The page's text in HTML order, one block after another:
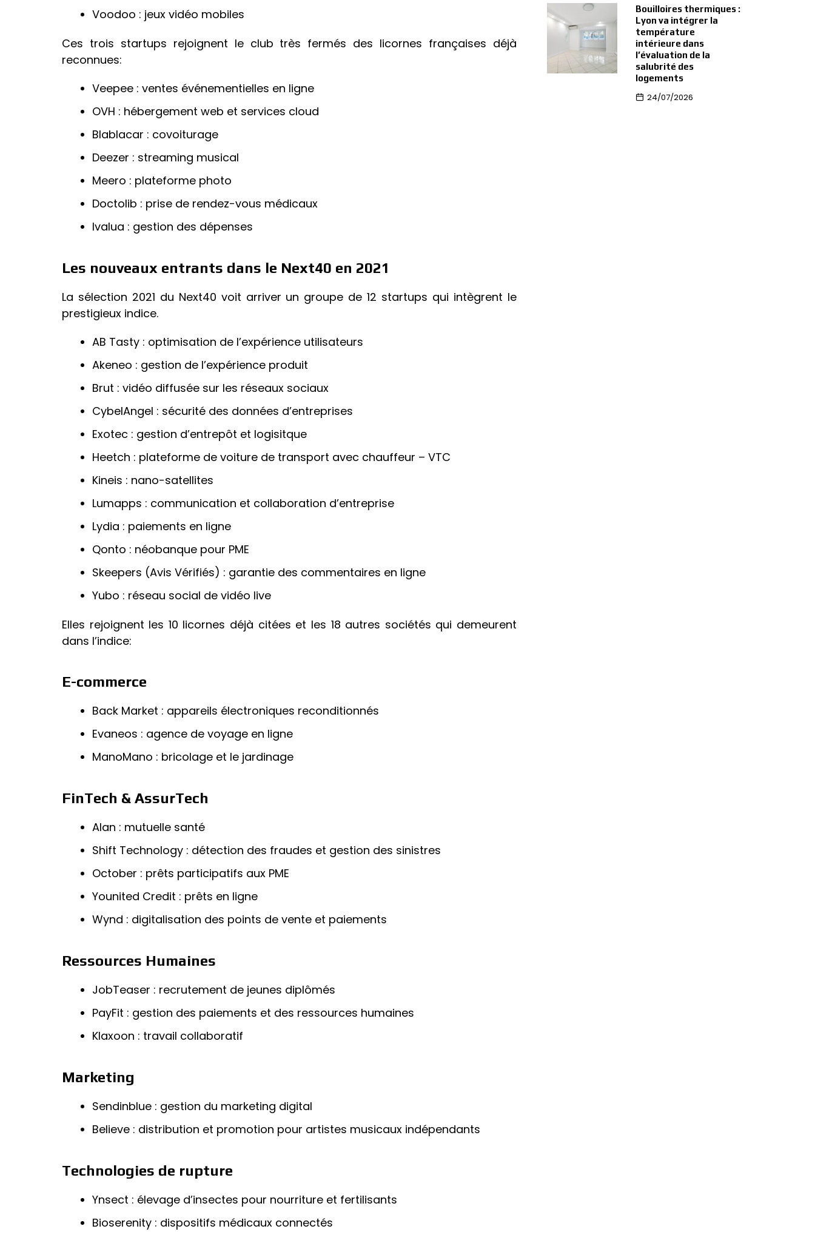
Voodoo : jeux vidéo mobiles
Ces trois startups rejoignent le club très fermés des licornes françaises déjà
reconnues:
Veepee : ventes événementielles en ligne
OVH : hébergement web et services cloud
Blablacar : covoiturage
Deezer : streaming musical
Meero : plateforme photo
Doctolib : prise de rendez-vous médicaux
Ivalua : gestion des dépenses
Les nouveaux entrants dans le Next40 en 2021
La sélection 2021 du Next40 voit arriver un groupe de 12 startups qui intègrent le
prestigieux indice.
AB Tasty : optimisation de l’expérience utilisateurs
Akeneo : gestion de l’expérience produit
Brut : vidéo diffusée sur les réseaux sociaux
CybelAngel : sécurité des données d’entreprises
Exotec : gestion d’entrepôt et logisitque
Heetch : plateforme de voiture de transport avec chauffeur – VTC
Kineis : nano-satellites
Lumapps : communication et collaboration d’entreprise
Lydia : paiements en ligne
Qonto : néobanque pour PME
Skeepers (Avis Vérifiés) : garantie des commentaires en ligne
Yubo : réseau social de vidéo live
Elles rejoignent les 10 licornes déjà citées et les 18 autres sociétés qui demeurent
dans l’indice:
E-commerce
Back Market : appareils électroniques reconditionnés
Evaneos : agence de voyage en ligne
ManoMano : bricolage et le jardinage
FinTech & AssurTech
Alan : mutuelle santé
Shift Technology : détection des fraudes et gestion des sinistres
October : prêts participatifs aux PME
Younited Credit : prêts en ligne
Wynd : digitalisation des points de vente et paiements
Ressources Humaines
JobTeaser : recrutement de jeunes diplômés
PayFit : gestion des paiements et des ressources humaines
Klaxoon : travail collaboratif
Marketing
Sendinblue : gestion du marketing digital
Believe : distribution et promotion pour artistes musicaux indépendants
Technologies de rupture
Ynsect : élevage d’insectes pour nourriture et fertilisants
Bioserenity : dispositifs médicaux connectés
Bouilloires thermiques :
Lyon va intégrer la
température
intérieure dans
l’évaluation de la
salubrité des
logements
24/07/2026